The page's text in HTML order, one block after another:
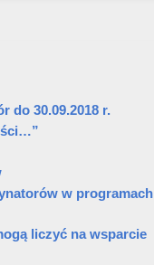
do 30.09.2018 r.
w programach
liczyć na wsparcie